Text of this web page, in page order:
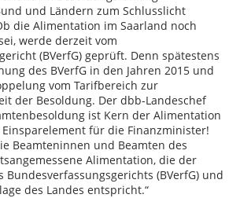
und Ländern zum Schlusslicht
die Alimentation im Saarland noch
werde derzeit vom
(BVerfG) geprüft. Denn spätestens
des BVerfG in den Jahren 2015 und
vom Tarifbereich zur
der Besoldung. Der dbb-Landeschef
ist Kern der Alimentation
für die Finanzminister!
Beamteninnen und Beamten des
Alimentation, die der
Bundesverfassungsgerichts (BVerfG) und
des Landes entspricht.“